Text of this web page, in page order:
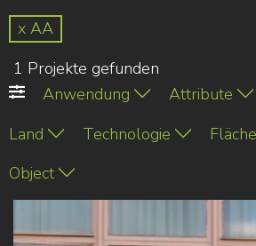
x AA
1 Projekte gefunden
Anwendung
Attribute
Land
Technologie Fläche
Object